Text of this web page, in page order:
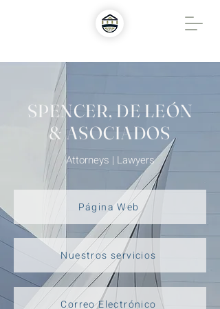
SPENCER, DE LEÓN
& ASOCIADOS
Attorneys | Lawyers
Página Web
Nuestros servicios
Correo Electrónico